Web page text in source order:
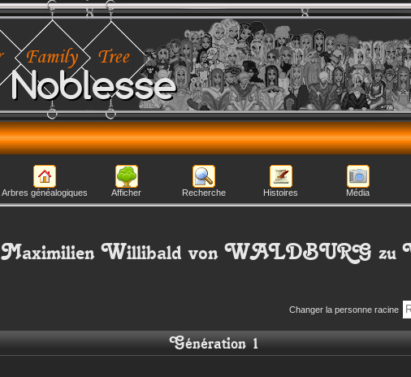
Noblesse
Arbres généalogiques Afficher Recherche Histoires Média
Maximilien Willibald von WALDBURG zu
Changer la personne racine
Génération 1